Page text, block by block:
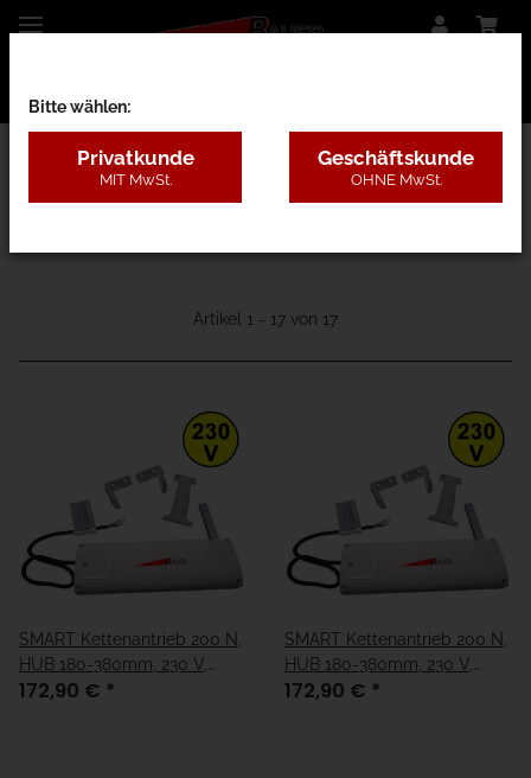
07A - E-Antriebe Basic
Artikel 1 - 17 von 17
SMART Kettenantrieb 200 N,
HUB 180-380mm, 230 V,
grau
172,90 € *
SMART Kettenantrieb 200 N,
HUB 180-380mm, 230 V,
weiß
172,90 € *
Bitte wählen:
Privatkunde
MIT MwSt.
Geschäftskunde
OHNE MwSt.